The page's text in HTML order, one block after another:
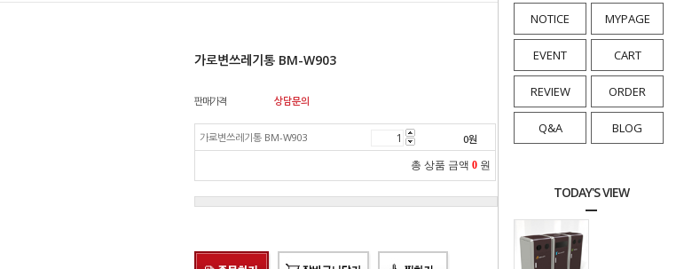
NOTICE MYPAGE
EVENT CART
REVIEW ORDER
Q&A BLOG
TODAY'S VIEW
가로변쓰레기통 BM-W903
판매가격 상담문의
가로변쓰레기통 BM-W903 0원
총 상품 금액 0 원